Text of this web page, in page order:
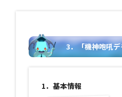
3．「機神咆吼
1．基本情報